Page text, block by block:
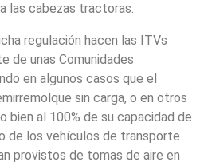
las cabezas tractoras.
regulación hacen las ITVs
de unas Comunidades
en algunos casos que el
sin carga, o en otros
bien al 100% de su capacidad de
de los vehículos de transporte
provistos de tomas de aire en